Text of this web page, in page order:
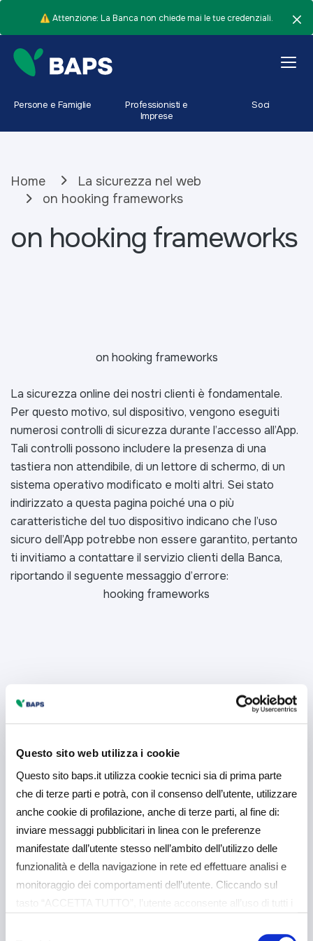
Questo sito web utilizza i cookie
Questo sito baps.it utilizza cookie tecnici sia di prima parte
che di terze parti e potrà, con il consenso dell’utente, utilizzare
anche cookie di profilazione, anche di terze parti, al fine di:
inviare messaggi pubblicitari in linea con le preferenze
manifestate dall’utente stesso nell’ambito dell’utilizzo delle
funzionalità e della navigazione in rete ed effettuare analisi e
monitoraggio dei comportamenti dell’utente. Cliccando sul
tasto “ACCETTA TUTTO”, l’utente acconsente all’uso di tutti i
⚠️ Attenzione: La Banca non chiede mai le tue credenziali.
Persone e Famiglie
Professionisti e
Imprese
Soci
Home
La sicurezza nel web
on hooking frameworks
on hooking frameworks
on hooking frameworks
La sicurezza online dei nostri clienti è fondamentale.
Per questo motivo, sul dispositivo, vengono eseguiti
numerosi controlli di sicurezza durante l’accesso all’App.
Tali controlli possono includere la presenza di una
tastiera non attendibile, di un lettore di schermo, di un
sistema operativo modificato e molti altri. Sei stato
indirizzato a questa pagina poiché una o più
caratteristiche del tuo dispositivo indicano che l’uso
sicuro dell’App potrebbe non essere garantito, pertanto
ti invitiamo a contattare il servizio clienti della Banca,
riportando il seguente messaggio d’errore:
hooking frameworks